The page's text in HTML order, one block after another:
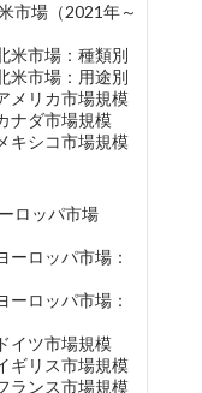
市場（2021年～
米市場：種類別
米市場：用途別
メリカ市場規模
ナダ市場規模
キシコ市場規模
ロッパ市場
ーロッパ市場：
ーロッパ市場：
イツ市場規模
ギリス市場規模
ランス市場規模